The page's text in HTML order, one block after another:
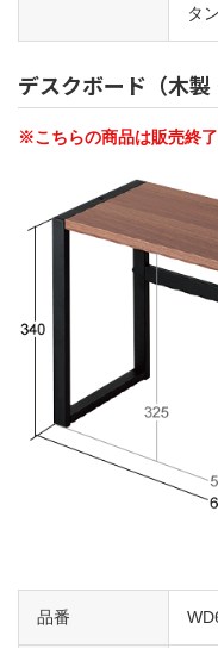
タ
デスクボード（木製
※こちらの商品は販売終了
品番